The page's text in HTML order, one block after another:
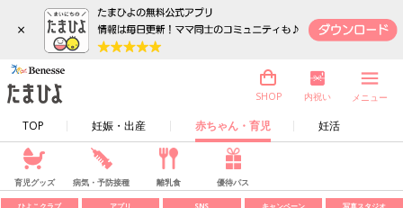
×
TOP 妊娠・出産 赤ちゃん・育児 妊活
SHOP 内祝い メニュー
育児グッズ 病気・予防接種 離乳食 優待パス
ひよこクラブ アプリ SNS キャンペーン 写真スタジオ